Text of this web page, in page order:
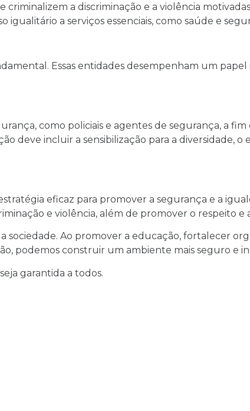
criminalizem a discriminação e a violência
a serviços essenciais, como saúde e
Essas entidades desempenham um
como policiais e agentes de segurança, a
deve incluir a sensibilização para a diversidade,
eficaz para promover a segurança e a
e violência, além de promover o respeito e
Ao promover a educação, fortalecer
podemos construir um ambiente mais seguro e
garantida a todos.